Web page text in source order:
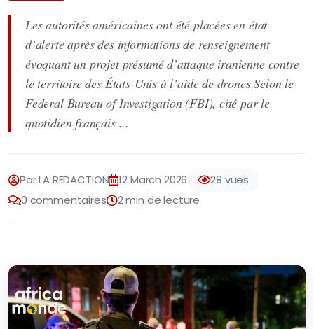
Les autorités américaines ont été placées en état
d’alerte après des informations de renseignement
évoquant un projet présumé d’attaque iranienne contre
le territoire des États-Unis à l’aide de drones.Selon le
Federal Bureau of Investigation (FBI), cité par le
quotidien français ...
Par LA REDACTION 12 March 2026
28 vues
0 commentaires
2 min de lecture